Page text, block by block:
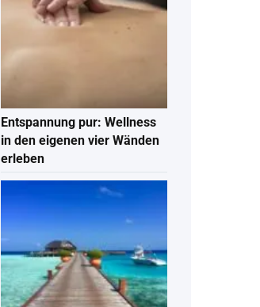
Entspannung pur: Wellness
in den eigenen vier Wänden
erleben